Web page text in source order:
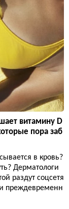
витамину D
пора заб
в кровь?
Дерматологи
раздут соцсетя
преждевременн